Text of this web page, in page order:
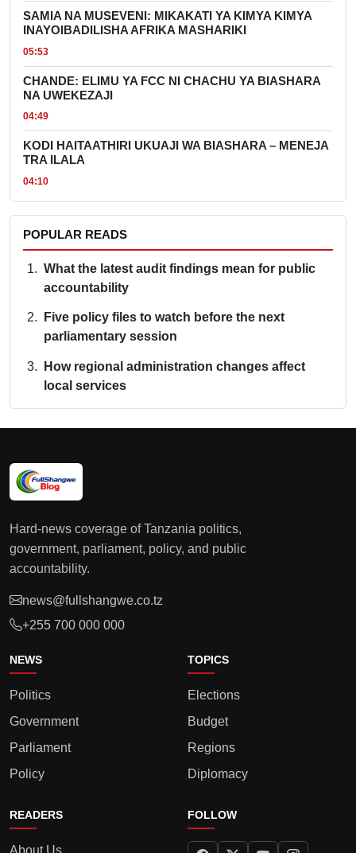
SAMIA NA MUSEVENI: MIKAKATI YA KIMYA KIMYA
INAYOIBADILISHA AFRIKA MASHARIKI
05:53
CHANDE: ELIMU YA FCC NI CHACHU YA BIASHARA
NA UWEKEZAJI
04:49
KODI HAITAATHIRI UKUAJI WA BIASHARA – MENEJA
TRA ILALA
04:10
POPULAR READS
What the latest audit findings mean for public
accountability
Five policy files to watch before the next
parliamentary session
How regional administration changes affect
local services
Hard-news coverage of Tanzania politics,
government, parliament, policy, and public
accountability.
news@fullshangwe.co.tz
+255 700 000 000
NEWS
Politics
Government
Parliament
Policy
TOPICS
Elections
Budget
Regions
Diplomacy
READERS FOLLOW